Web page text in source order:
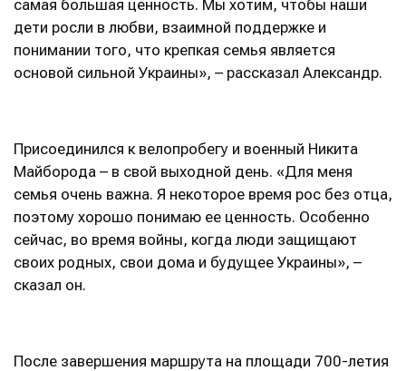
самая большая ценность. Мы хотим, чтобы наши
дети росли в любви, взаимной поддержке и
понимании того, что крепкая семья является
основой сильной Украины», – рассказал Александр.
Присоединился к велопробегу и военный Никита
Майборода – в свой выходной день. «Для меня
семья очень важна. Я некоторое время рос без отца,
поэтому хорошо понимаю ее ценность. Особенно
сейчас, во время войны, когда люди защищают
своих родных, свои дома и будущее Украины», –
сказал он.
После завершения маршрута на площади 700-летия